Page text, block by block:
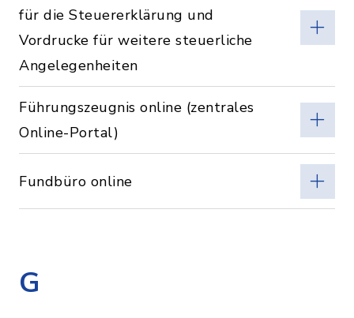
für die Steuererklärung und
Vordrucke für weitere steuerliche
Angelegenheiten
Führungszeugnis online (zentrales
Online-Portal)
Fundbüro online
G